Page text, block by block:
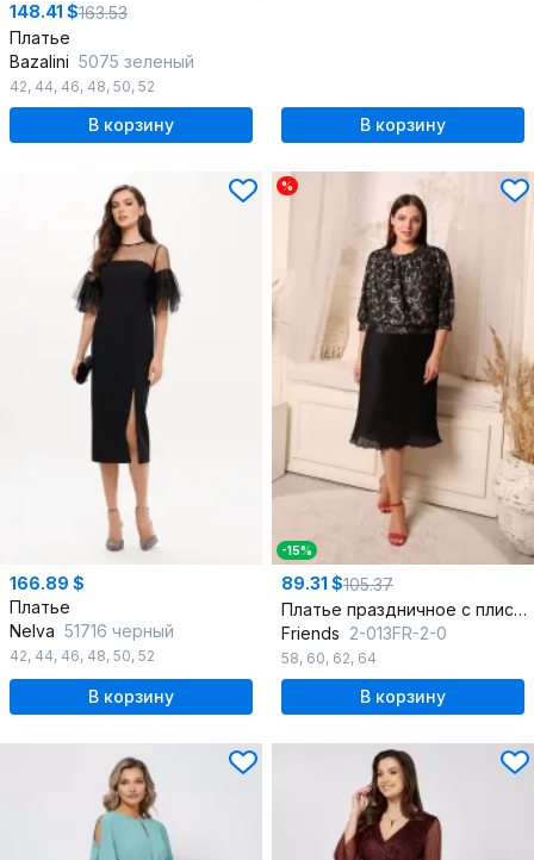
148.41 $163.53
Платье
Bazalini 5075 зеленый
42, 44, 46, 48, 50, 52
В корзину В корзину
166.89 $
Платье
Nelva 51716 черный
42, 44, 46, 48, 50, 52
В корзину
%
-15%
89.31 $105.37
Платье праздничное с плиссированной юбкой гипюровое-шифонное
Friends 2-013FR-2-0
58, 60, 62, 64
В корзину